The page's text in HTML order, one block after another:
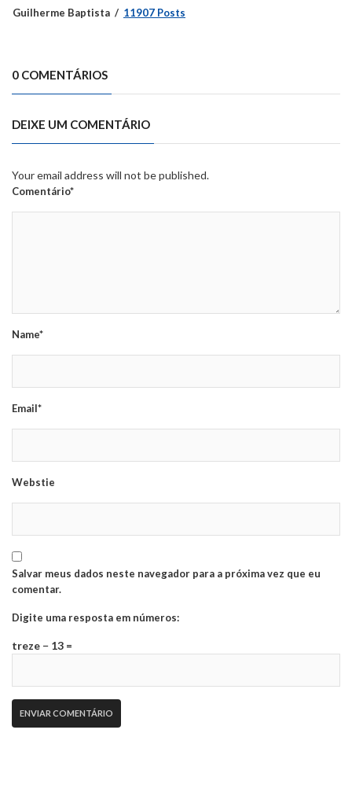
Guilherme Baptista 11907 Posts
0 COMENTÁRIOS
DEIXE UM COMENTÁRIO
Your email address will not be published.
Comentário*
Name*
Email*
Webstie
Salvar meus dados neste navegador para a próxima vez que eu
comentar.
Digite uma resposta em números:
treze − 13 =